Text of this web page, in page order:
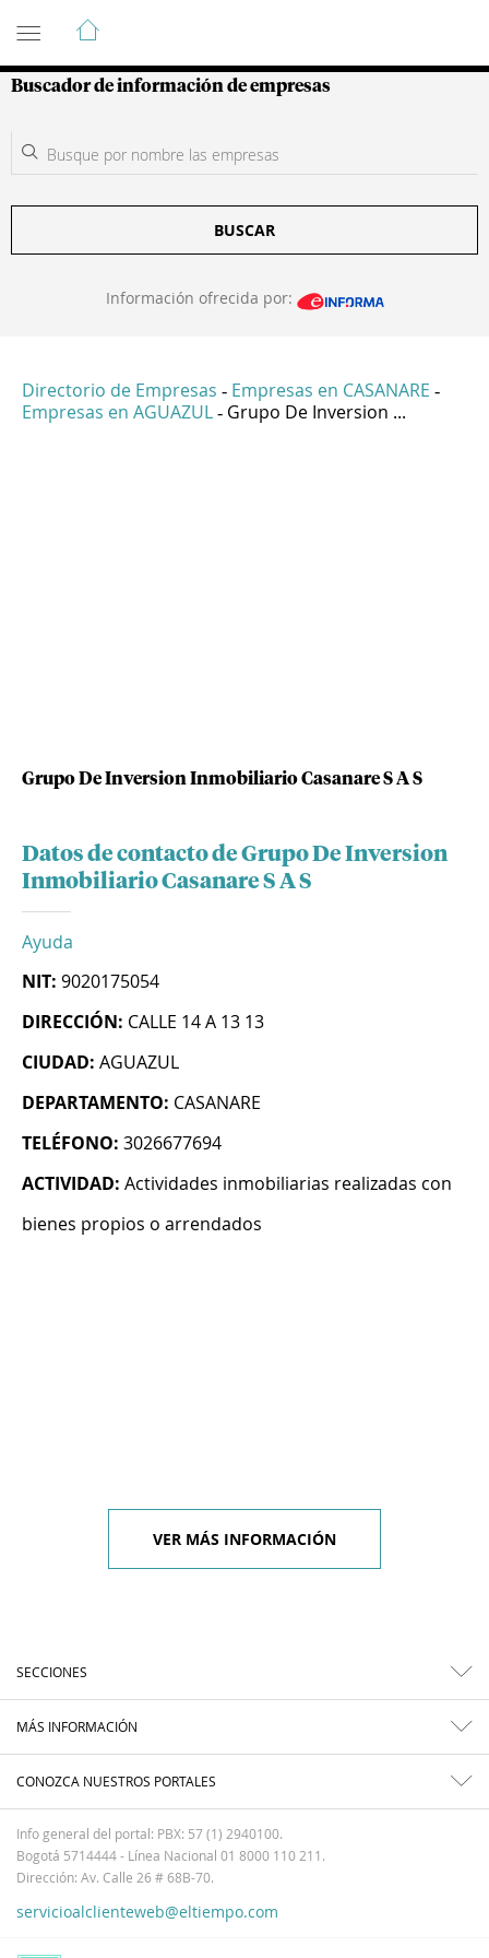
Guía de Empresas Colombianas
Buscador de información de empresas
BUSCAR
Información ofrecida por:
Directorio de Empresas - Empresas en CASANARE -
Empresas en AGUAZUL - Grupo De Inversion ...
Grupo De Inversion Inmobiliario Casanare S A S
Datos de contacto de Grupo De Inversion
Inmobiliario Casanare S A S
Ayuda
NIT: 9020175054
DIRECCIÓN: CALLE 14 A 13 13
CIUDAD: AGUAZUL
DEPARTAMENTO: CASANARE
TELÉFONO: 3026677694
ACTIVIDAD: Actividades inmobiliarias realizadas con
bienes propios o arrendados
VER MÁS INFORMACIÓN
SECCIONES
MÁS INFORMACIÓN
CONOZCA NUESTROS PORTALES
Info general del portal: PBX: 57 (1) 2940100.
Bogotá 5714444 - Línea Nacional 01 8000 110 211.
Dirección: Av. Calle 26 # 68B-70.
servicioalclienteweb@eltiempo.com